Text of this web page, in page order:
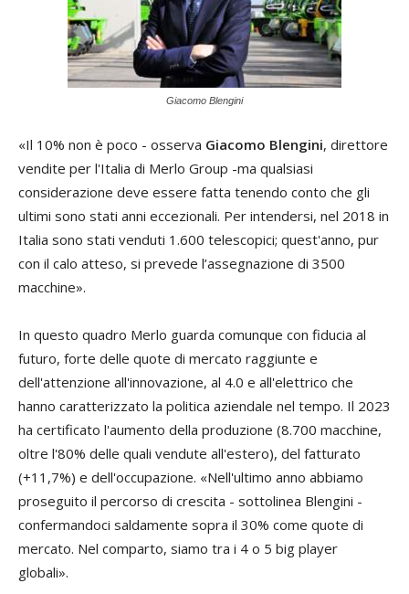
Giacomo Blengini
«Il 10% non è poco - osserva Giacomo Blengini, direttore
vendite per l'Italia di Merlo Group -ma qualsiasi
considerazione deve essere fatta tenendo conto che gli
ultimi sono stati anni eccezionali. Per intendersi, nel 2018 in
Italia sono stati venduti 1.600 telescopici; quest'anno, pur
con il calo atteso, si prevede l’assegnazione di 3500
macchine».
In questo quadro Merlo guarda comunque con fiducia al
futuro, forte delle quote di mercato raggiunte e
dell'attenzione all'innovazione, al 4.0 e all'elettrico che
hanno caratterizzato la politica aziendale nel tempo. Il 2023
ha certificato l'aumento della produzione (8.700 macchine,
oltre l'80% delle quali vendute all'estero), del fatturato
(+11,7%) e dell'occupazione. «Nell'ultimo anno abbiamo
proseguito il percorso di crescita - sottolinea Blengini -
confermandoci saldamente sopra il 30% come quote di
mercato. Nel comparto, siamo tra i 4 o 5 big player
globali».